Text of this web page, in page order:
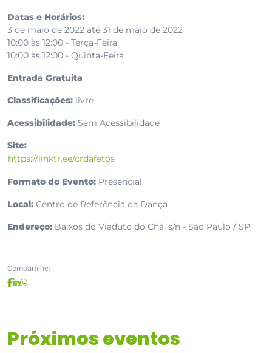
Datas e Horários:
3 de maio de 2022 até 31 de maio de 2022
10:00 às 12:00 - Terça-Feira
10:00 às 12:00 - Quinta-Feira
Entrada Gratuita
Classificações: livre
Acessibilidade: Sem Acessibilidade
Site:
https://linktr.ee/crdafetos
Formato do Evento: Presencial
Local: Centro de Referência da Dança
Endereço: Baixos do Viaduto do Chá, s/n - São Paulo / SP
Compartilhe:
Próximos eventos